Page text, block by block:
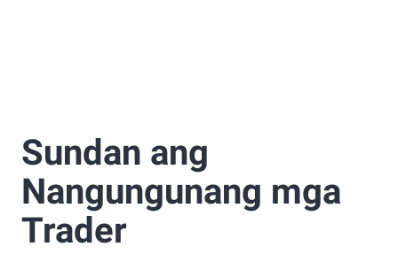
Sundan ang
Nangungunang mga
Trader